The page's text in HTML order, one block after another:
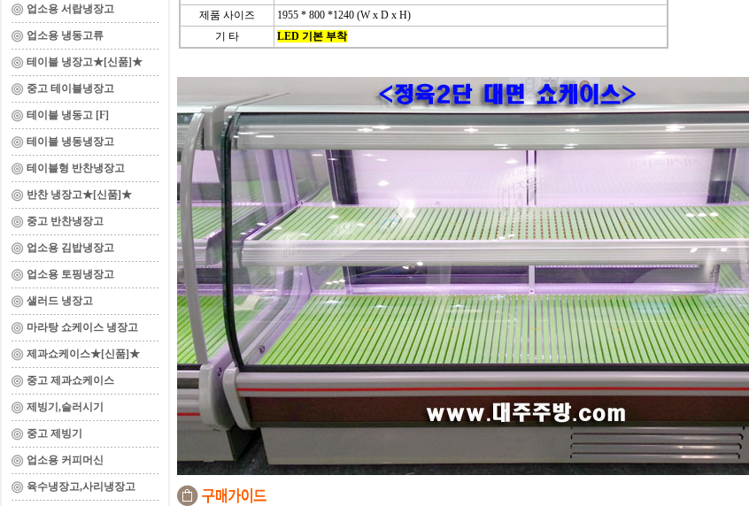
업소용 서랍냉장고
업소용 냉동고류
테이블 냉장고★[신품]★
중고 테이블냉장고
테이블 냉동고 [F]
테이블 냉동냉장고
테이블형 반찬냉장고
반찬 냉장고★[신품]★
중고 반찬냉장고
업소용 김밥냉장고
업소용 토핑냉장고
샐러드 냉장고
마라탕 쇼케이스 냉장고
제과쇼케이스★[신품]★
중고 제과쇼케이스
제빙기,슬러시기
중고 제빙기
업소용 커피머신
육수냉장고,사리냉장고
제품 사이즈
1955 * 800 *1240 (W x D x H)
기 타
LED 기본 부착